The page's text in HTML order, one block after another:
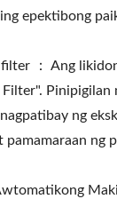
epektibong
： Ang
Pinipigilan
ng
ng